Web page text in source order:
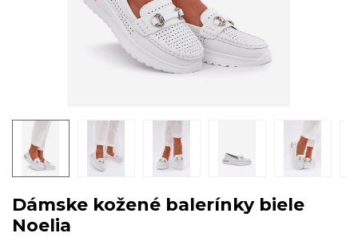
Dámske kožené balerínky biele
Noelia